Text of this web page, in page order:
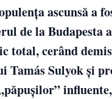
ascunsă a
de la Budapesta
total, cerând
Tamás Sulyok și